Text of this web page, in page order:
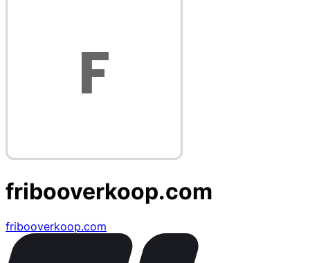
fribooverkoop.com
fribooverkoop.com